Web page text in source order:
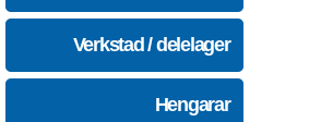
Verkstad / delelager
Hengarar